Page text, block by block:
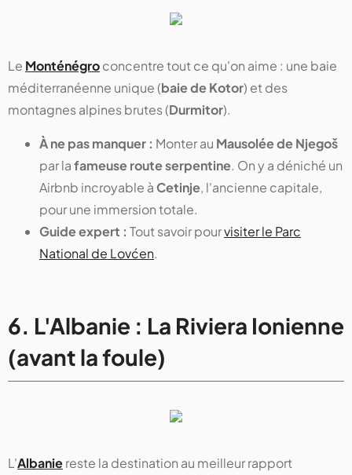
Le Monténégroconcentre tout ce qu'on aime : une baie
méditerranéenne unique (baie de Kotor) et des
montagnes alpines brutes (Durmitor).
À ne pas manquer : Monter au Mausolée de Njegoš
par lafameuse route serpentine. On y a déniché un
Airbnb incroyable à Cetinje, l'ancienne capitale,
pour une immersion totale.
Guide expert : Tout savoir pourvisiter le Parc
National de Lovćen.
6. L'Albanie : La Riviera Ionienne
(avant la foule)
L'Albaniereste la destination au meilleur rapport